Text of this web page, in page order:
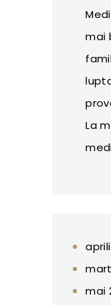
mai
La
mai